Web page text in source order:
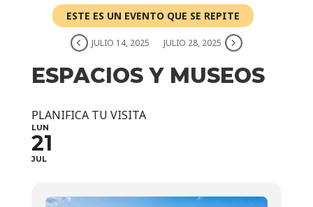
ESTE ES UN EVENTO QUE SE REPITE
JULIO 14, 2025 JULIO 28, 2025
ESPACIOS Y MUSEOS
PLANIFICA TU VISITA
LUN
21
JUL